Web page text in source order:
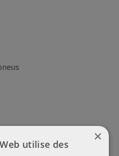
×
utilise des